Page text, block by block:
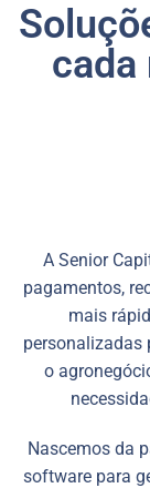
cada
A Senior
pagamentos,
mais
personalizadas
o
Nascemos da
software para